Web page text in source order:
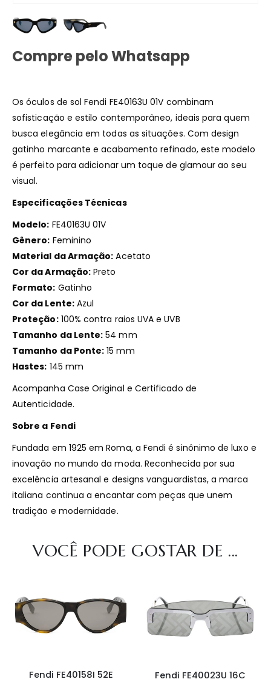
Compre pelo Whatsapp
Os óculos de sol Fendi FE40163U 01V combinam
sofisticação e estilo contemporâneo, ideais para quem
busca elegância em todas as situações. Com design
gatinho marcante e acabamento refinado, este modelo
é perfeito para adicionar um toque de glamour ao seu
visual.​
Especificações Técnicas
Modelo: FE40163U 01V
Gênero: Feminino
Material da Armação: Acetato
Cor da Armação: Preto
Formato: Gatinho
Cor da Lente:Azul
Proteção:100% contra raios UVA e UVB
Tamanho da Lente: 54 mm
Tamanho da Ponte: 15 mm
Hastes: 145 mm​
Acompanha Case Original e Certificado de
Autenticidade.
Sobre a Fendi
Fundada em 1925 em Roma, a Fendi é sinônimo de luxo e
inovação no mundo da moda. Reconhecida por sua
excelência artesanal e designs vanguardistas, a marca
italiana continua a encantar com peças que unem
tradição e modernidade.
VOCÊ PODE GOSTAR DE ...
Fendi FE40158I 52E Fendi FE40023U 16C